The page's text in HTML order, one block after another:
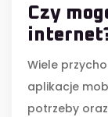
Czy
Wiele
aplikacje
potrzeby